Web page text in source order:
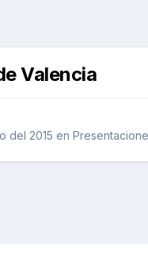
Valencia
del 2015 en